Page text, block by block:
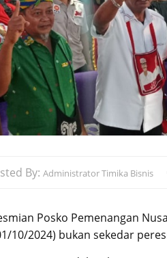
By: Administrator Timika Bisnis
Posko Pemenangan
10/2024) bukan sekedar